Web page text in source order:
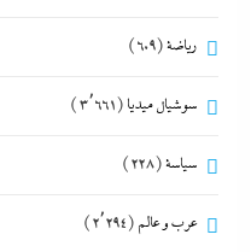
رياضة(609)
سوشيال ميديا (3٬661)
سياسة(228)
عرب و عالم (2٬294)